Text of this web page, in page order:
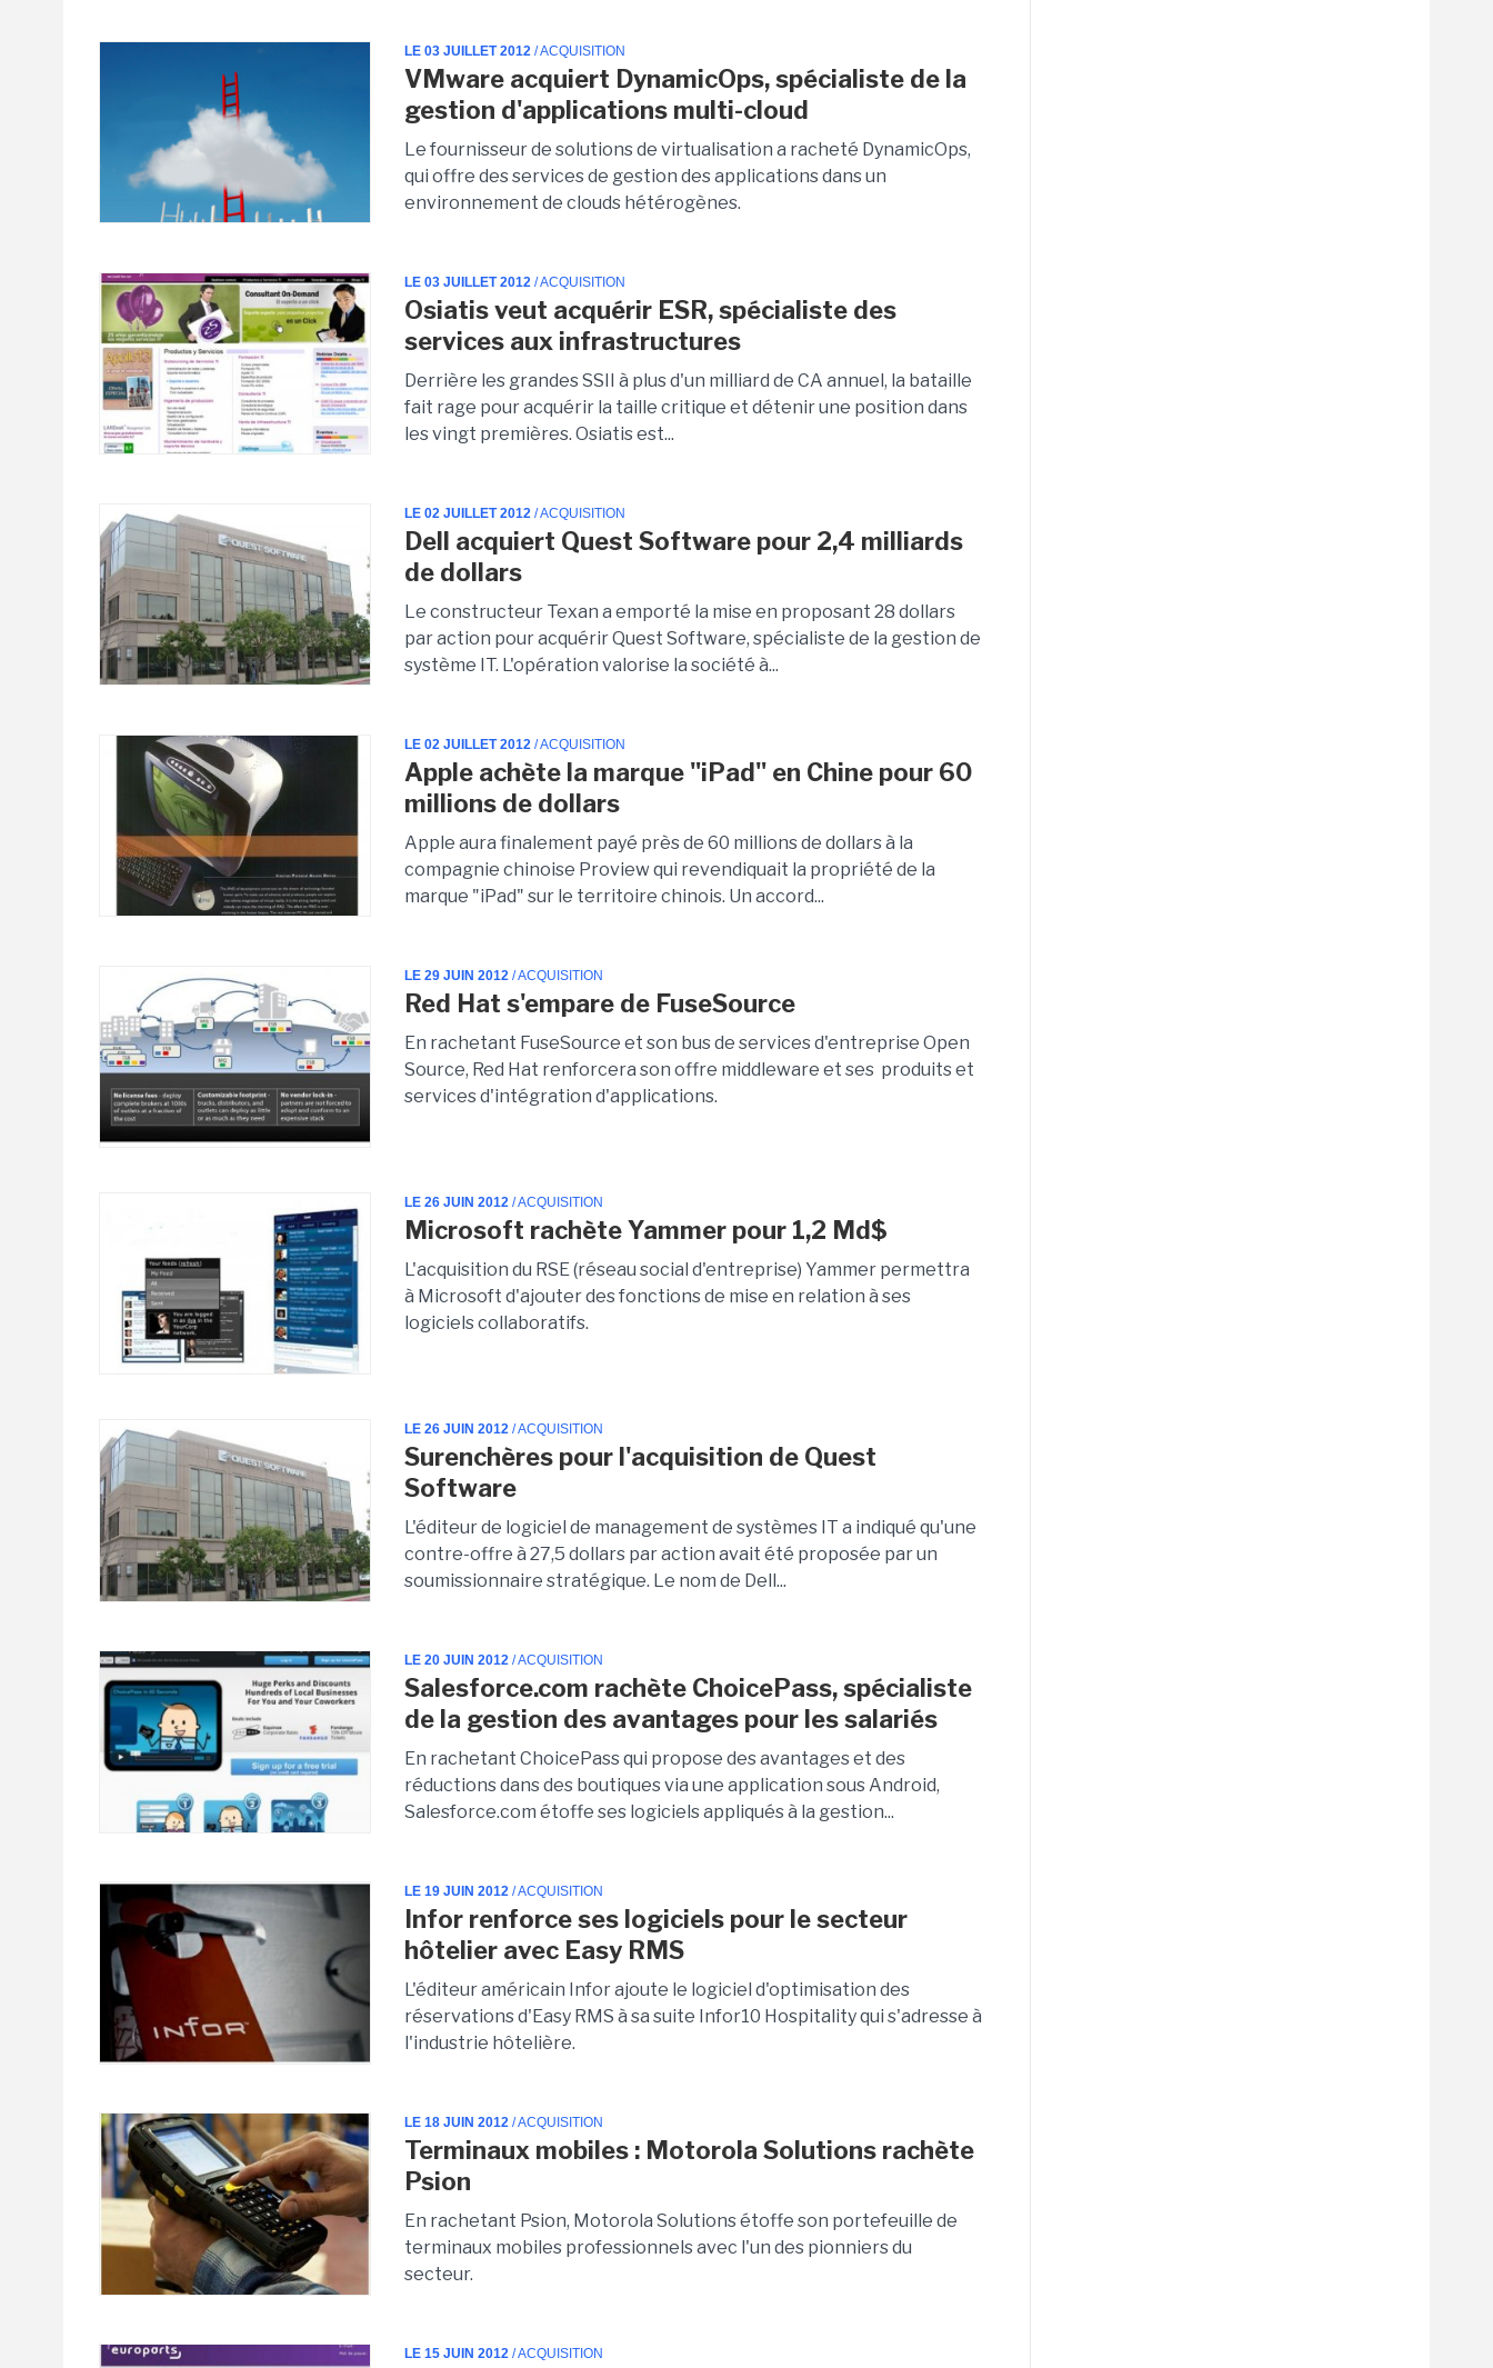
LE 03 JUILLET 2012 / ACQUISITION
VMware acquiert DynamicOps, spécialiste de la
gestion d'applications multi-cloud
Le fournisseur de solutions de virtualisation a racheté DynamicOps,
qui offre des services de gestion des applications dans un
environnement de clouds hétérogènes.
LE 03 JUILLET 2012 / ACQUISITION
Osiatis veut acquérir ESR, spécialiste des
services aux infrastructures
Derrière les grandes SSII à plus d'un milliard de CA annuel, la bataille
fait rage pour acquérir la taille critique et détenir une position dans
les vingt premières. Osiatis est...
LE 02 JUILLET 2012 / ACQUISITION
Dell acquiert Quest Software pour 2,4 milliards
de dollars
Le constructeur Texan a emporté la mise en proposant 28 dollars
par action pour acquérir Quest Software, spécialiste de la gestion de
système IT. L'opération valorise la société à...
LE 02 JUILLET 2012 / ACQUISITION
Apple achète la marque "iPad" en Chine pour 60
millions de dollars
Apple aura finalement payé près de 60 millions de dollars à la
compagnie chinoise Proview qui revendiquait la propriété de la
marque "iPad" sur le territoire chinois. Un accord...
LE 29 JUIN 2012 / ACQUISITION
Red Hat s'empare de FuseSource
En rachetant FuseSource et son bus de services d'entreprise Open
Source, Red Hat renforcera son offre middleware et ses produits et
services d'intégration d'applications.
LE 26 JUIN 2012 / ACQUISITION
Microsoft rachète Yammer pour 1,2 Md$
L'acquisition du RSE (réseau social d'entreprise) Yammer permettra
à Microsoft d'ajouter des fonctions de mise en relation à ses
logiciels collaboratifs.
LE 26 JUIN 2012 / ACQUISITION
Surenchères pour l'acquisition de Quest
Software
L'éditeur de logiciel de management de systèmes IT a indiqué qu'une
contre-offre à 27,5 dollars par action avait été proposée par un
soumissionnaire stratégique. Le nom de Dell...
LE 20 JUIN 2012 / ACQUISITION
Salesforce.com rachète ChoicePass, spécialiste
de la gestion des avantages pour les salariés
En rachetant ChoicePass qui propose des avantages et des
réductions dans des boutiques via une application sous Android,
Salesforce.com étoffe ses logiciels appliqués à la gestion...
LE 19 JUIN 2012 / ACQUISITION
Infor renforce ses logiciels pour le secteur
hôtelier avec Easy RMS
L'éditeur américain Infor ajoute le logiciel d'optimisation des
réservations d'Easy RMS à sa suite Infor10 Hospitality qui s'adresse à
l'industrie hôtelière.
LE 18 JUIN 2012 / ACQUISITION
Terminaux mobiles : Motorola Solutions rachète
Psion
En rachetant Psion, Motorola Solutions étoffe son portefeuille de
terminaux mobiles professionnels avec l'un des pionniers du
secteur.
LE 15 JUIN 2012 / ACQUISITION